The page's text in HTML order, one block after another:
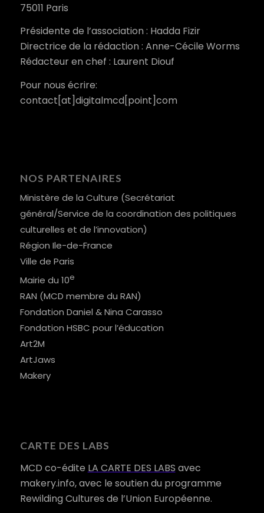
75011 Paris
Présidente de l’association : Hadda Fizir
Directrice de la rédaction : Anne-Cécile Worms
Rédacteur en chef : Laurent Diouf
Pour nous écrire:
contact[at]digitalmcd[point]com
NOS PARTENAIRES
Ministère de la Culture (Secrétariat
général/Service de la coordination des politiques
culturelles et de l’innovation)
Région Ile-de-France
Ville de Paris
Mairie du 10e
RAN (MCD membre du RAN)
Fondation Daniel & Nina Carasso
Fondation HSBC pour l’éducation
Art2M
ArtJaws
Makery
CARTE DES LABS
MCD co-édite LA CARTE DES LABS avec
makery.info, avec le soutien du programme
Rewilding Cultures de l’Union Européenne.